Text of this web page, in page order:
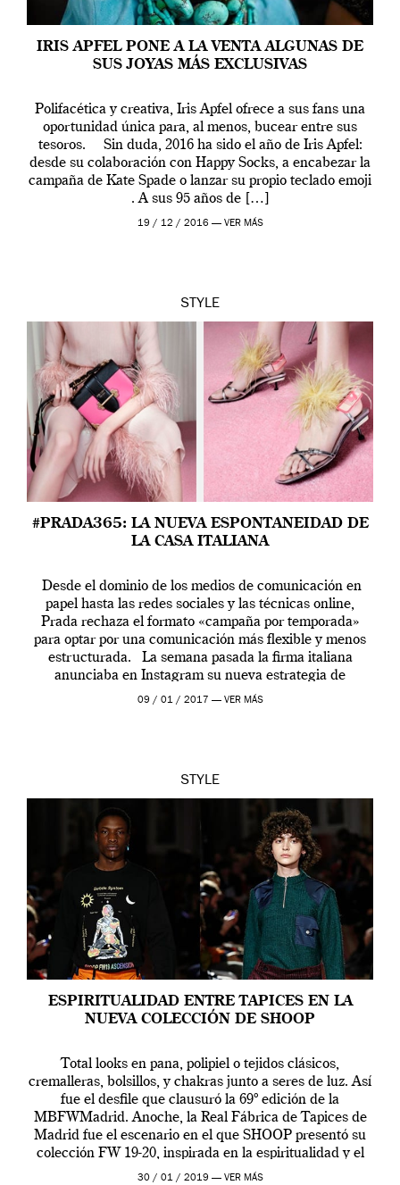
IRIS APFEL PONE A LA VENTA ALGUNAS DE
SUS JOYAS MÁS EXCLUSIVAS
Polifacética y creativa, Iris Apfel ofrece a sus fans una
oportunidad única para, al menos, bucear entre sus
tesoros. Sin duda, 2016 ha sido el año de Iris Apfel:
desde su colaboración con Happy Socks, a encabezar la
campaña de Kate Spade o lanzar su propio teclado emoji
. A sus 95 años de […]
19 / 12 / 2016 — VER MÁS
STYLE
#PRADA365: LA NUEVA ESPONTANEIDAD DE
LA CASA ITALIANA
Desde el dominio de los medios de comunicación en
papel hasta las redes sociales y las técnicas online,
Prada rechaza el formato «campaña por temporada»
para optar por una comunicación más flexible y menos
estructurada. La semana pasada la firma italiana
anunciaba en Instagram su nueva estrategia de
comunicación con una iniciativa publicitaria que
09 / 01 / 2017 — VER MÁS
STYLE
ESPIRITUALIDAD ENTRE TAPICES EN LA
NUEVA COLECCIÓN DE SHOOP
Total looks en pana, polipiel o tejidos clásicos,
cremalleras, bolsillos, y chakras junto a seres de luz. Así
fue el desfile que clausuró la 69º edición de la
MBFWMadrid. Anoche, la Real Fábrica de Tapices de
Madrid fue el escenario en el que SHOOP presentó su
colección FW 19-20, inspirada en la espiritualidad y el
[…]
30 / 01 / 2019 — VER MÁS